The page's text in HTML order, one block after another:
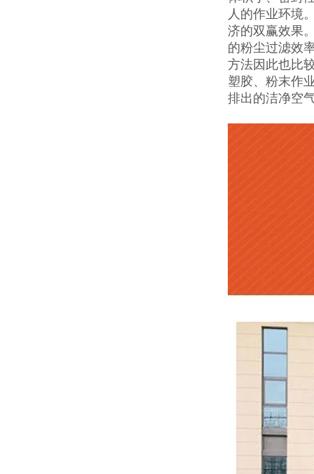
人的作业环境
济的双赢效果
的粉尘过滤效
方法因此也比
塑胶、粉末作
排出的洁净空